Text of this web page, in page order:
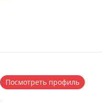
Посмотреть профиль